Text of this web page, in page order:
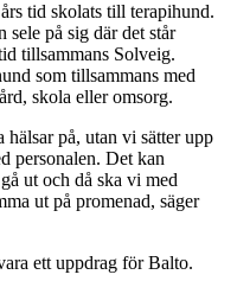
tid skolats till terapihund.
sele på sig där det står
tillsammans Solveig.
som tillsammans med
skola eller omsorg.
på, utan vi sätter upp
personalen. Det kan
ut och då ska vi med
ut på promenad, säger
ett uppdrag för Balto.